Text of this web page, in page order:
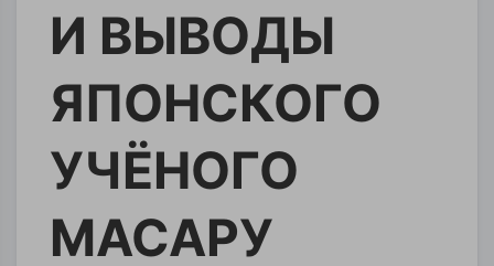
И ВЫВОДЫ
ЯПОНСКОГО
УЧЁНОГО
МАСАРУ